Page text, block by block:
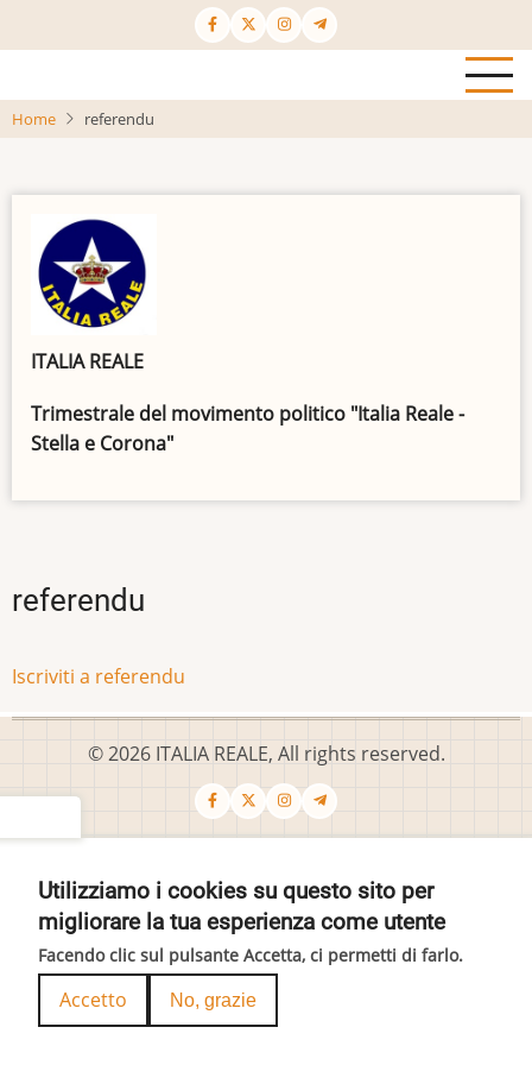
al
principale
Home referendu
ITALIA REALE
Trimestrale del movimento politico "Italia Reale -
Stella e Corona"
referendu
Iscriviti a referendu
© 2026 ITALIA REALE, All rights reserved.
Utilizziamo i cookies su questo sito per
migliorare la tua esperienza come utente
Facendo clic sul pulsante Accetta, ci permetti di farlo.
Accetto No, grazie